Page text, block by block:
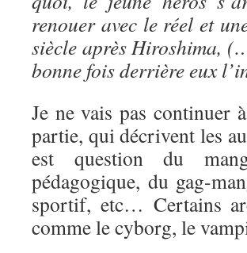
renouer avec le réel et
siècle après Hiroshima,
bonne fois derrière eux
Je ne vais pas continuer
partie, qui décrivent les
est question du
pédagogique, du gag-
sportif, etc… Certains
comme le cyborg, le